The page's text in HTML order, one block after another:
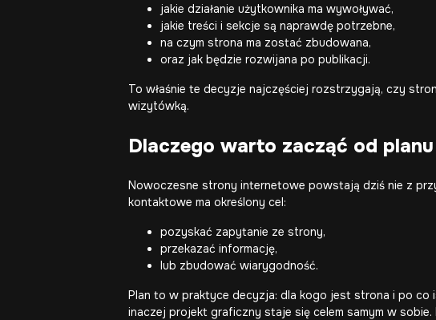
jakie działanie użytkownika ma wywoływać,
jakie treści i sekcje są naprawdę potrzebne,
na czym strona ma zostać zbudowana,
oraz jak będzie rozwijana po publikacji.
To właśnie te decyzje najczęściej rozstrzygają, czy
wizytówką.
Dlaczego warto zacząć od planu
Nowoczesne strony internetowe powstają dziś nie z
kontaktowe ma określony cel:
pozyskać zapytanie ze strony,
przekazać informację,
lub zbudować wiarygodność.
Plan to w praktyce decyzja: dla kogo jest strona i po
inaczej projekt graficzny staje się celem samym w